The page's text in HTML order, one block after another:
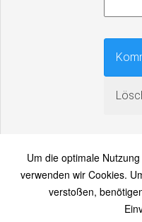
An einen
Um die optimale
verwenden wir Cookies.
verstoßen,